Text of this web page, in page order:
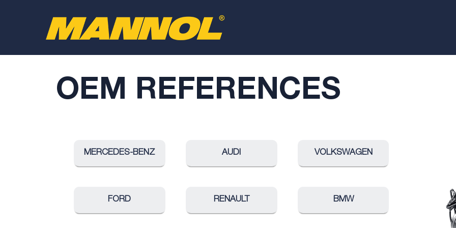
OEM REFERENCES
MERCEDES-BENZ AUDI VOLKSWAGEN
FORD RENAULT BMW